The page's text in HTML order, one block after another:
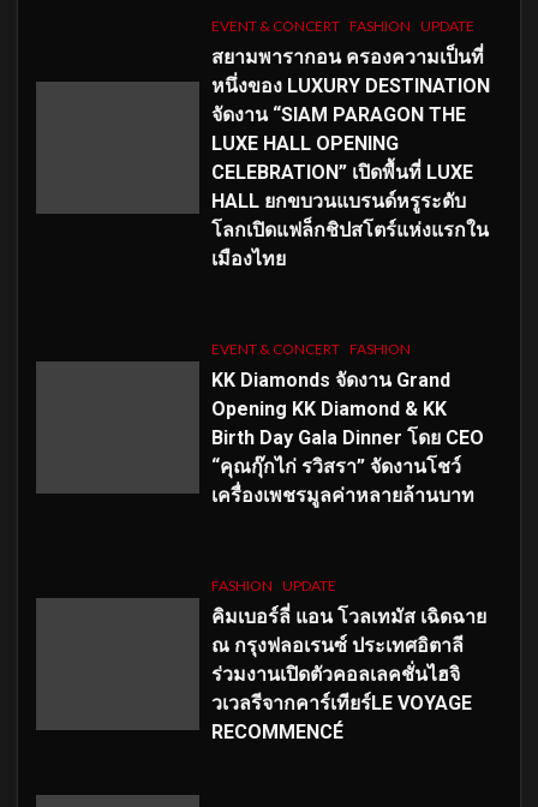
EVENT & CONCERT FASHION UPDATE
สยามพารากอน ครองความเป็นที่
หนึ่งของ LUXURY DESTINATION
จัดงาน “SIAM PARAGON THE
LUXE HALL OPENING
CELEBRATION” เปิดพื้นที่ LUXE
HALL ยกขบวนแบรนด์หรูระดับ
โลกเปิดแฟล็กชิปสโตร์แห่งแรกใน
เมืองไทย
EVENT & CONCERT FASHION
KK Diamonds จัดงาน Grand
Opening KK Diamond & KK
Birth Day Gala Dinner โดย CEO
“คุณกุ๊กไก่ รวิสรา” จัดงานโชว์
เครื่องเพชรมูลค่าหลายล้านบาท
FASHION UPDATE
คิมเบอร์ลี่ แอน โวลเทมัส เฉิดฉาย
ณ กรุงฟลอเรนซ์ ประเทศอิตาลี
ร่วมงานเปิดตัวคอลเลคชั่นไฮจิ
วเวลรีจากคาร์เทียร์LE VOYAGE
RECOMMENCÉ